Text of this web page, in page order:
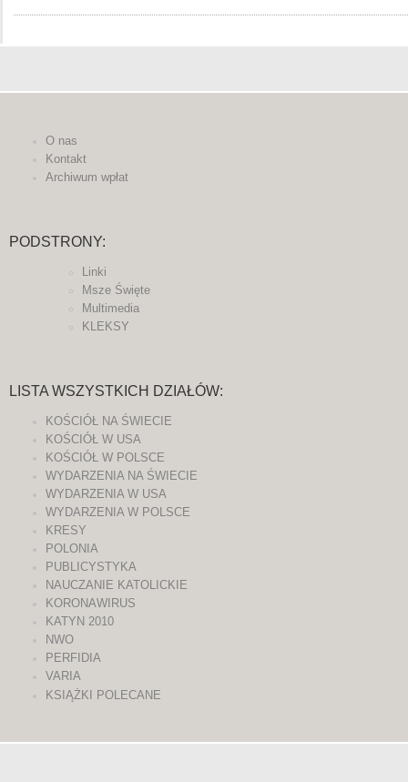
O nas
Kontakt
Archiwum wpłat
PODSTRONY:
Linki
Msze Święte
Multimedia
KLEKSY
LISTA WSZYSTKICH DZIAŁÓW:
KOŚCIÓŁ NA ŚWIECIE
KOŚCIÓŁ W USA
KOŚCIÓŁ W POLSCE
WYDARZENIA NA ŚWIECIE
WYDARZENIA W USA
WYDARZENIA W POLSCE
KRESY
POLONIA
PUBLICYSTYKA
NAUCZANIE KATOLICKIE
KORONAWIRUS
KATYN 2010
NWO
PERFIDIA
VARIA
KSIĄŻKI POLECANE